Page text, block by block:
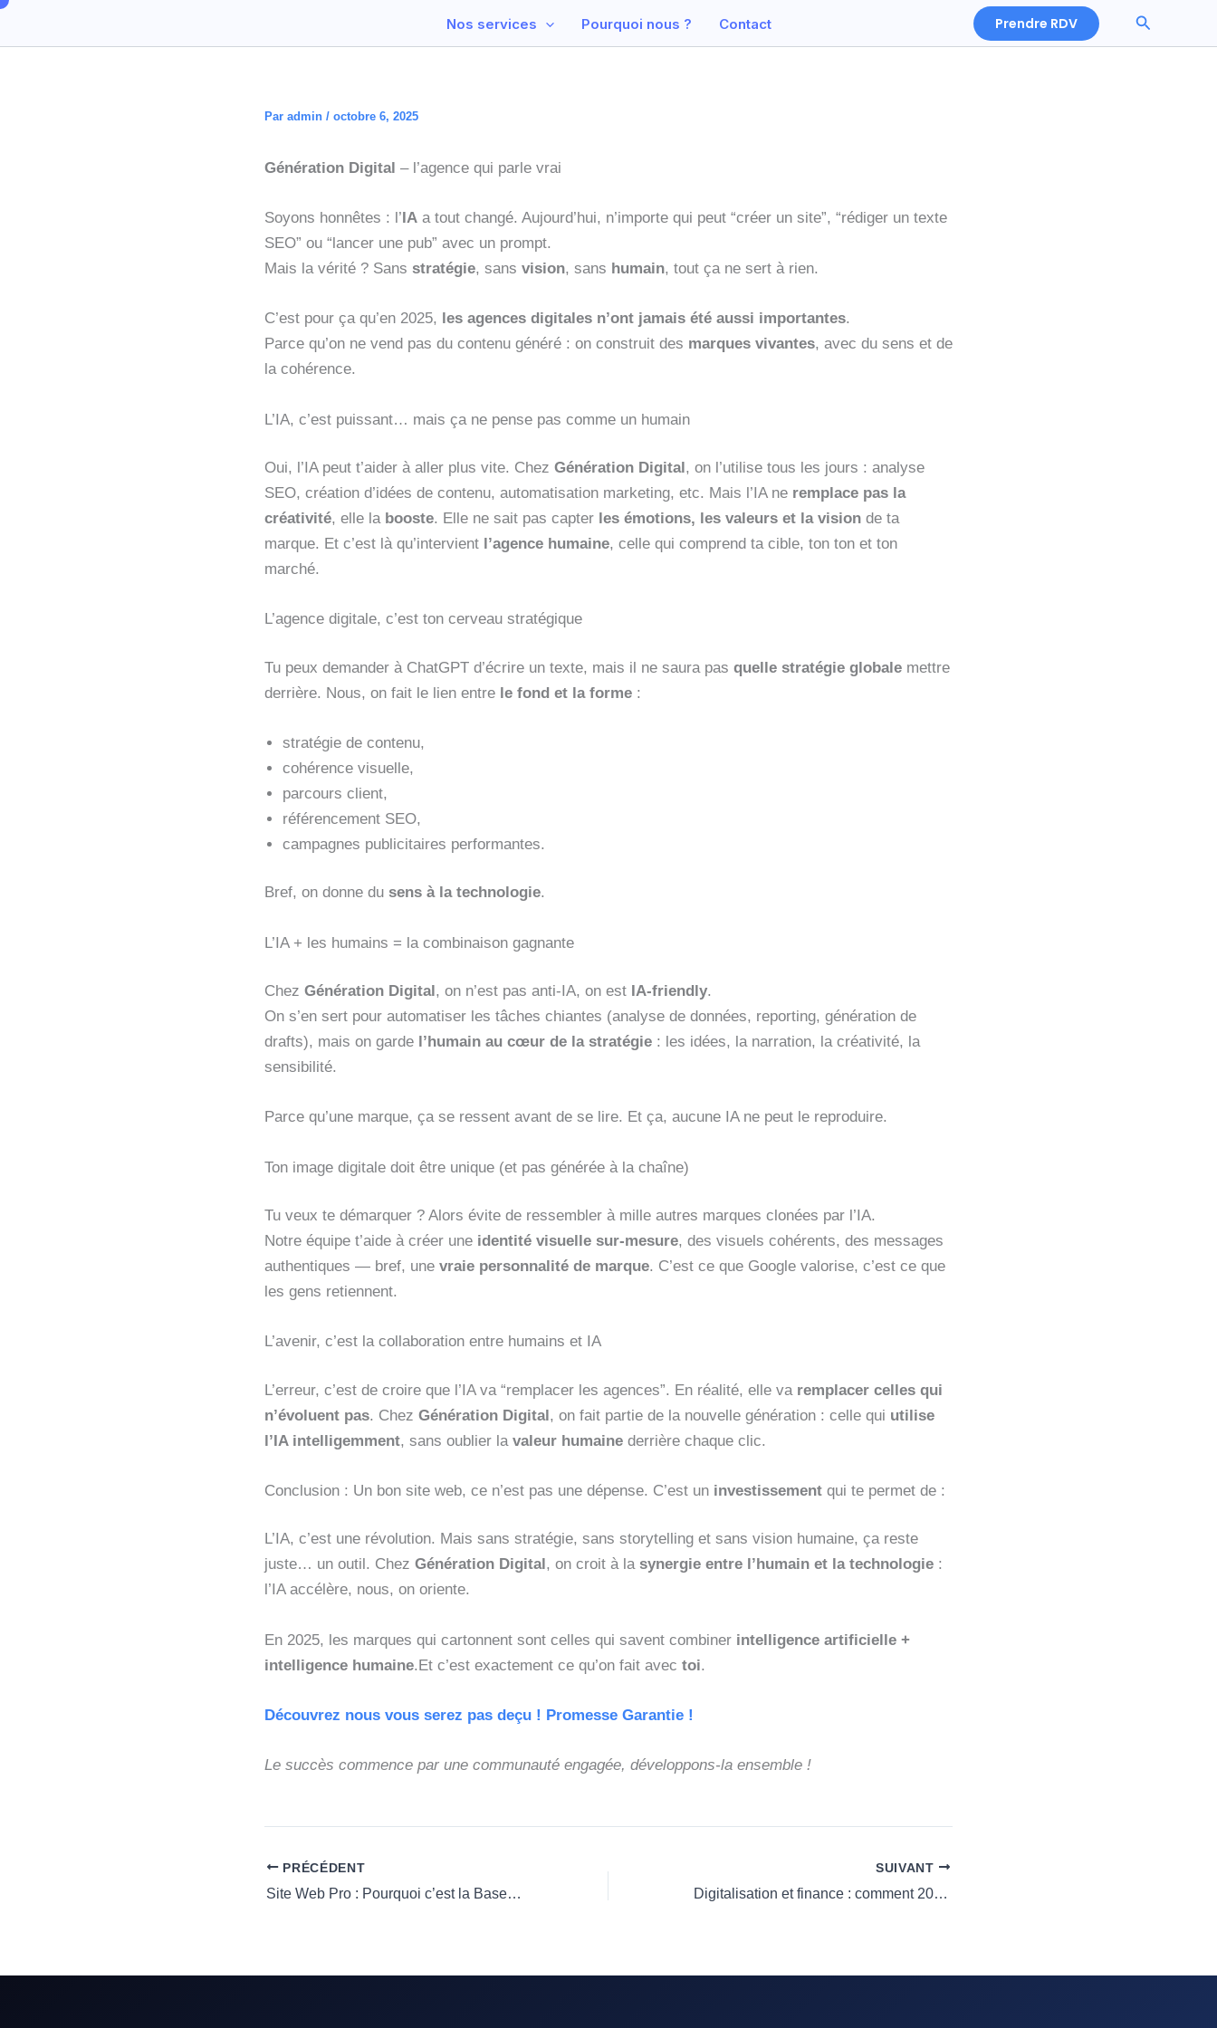
Aller
Nos services Pourquoi nous ? Contact Prendre RDV
Par admin / octobre 6, 2025
Génération Digital – l’agence qui parle vrai
Soyons honnêtes : l’ IA a tout changé. Aujourd’hui, n’importe qui peut “créer un site”, “rédiger un texte
SEO” ou “lancer une pub” avec un prompt.
Mais la vérité ? Sans stratégie, sans vision, sans humain, tout ça ne sert à rien.
C’est pour ça qu’en 2025, les agences digitales n’ont jamais été aussi importantes.
Parce qu’on ne vend pas du contenu généré : on construit des marques vivantes, avec du sens et de
la cohérence.
L’IA, c’est puissant… mais ça ne pense pas comme un humain
Oui, l’IA peut t’aider à aller plus vite. Chez Génération Digital, on l’utilise tous les jours : analyse
SEO, création d’idées de contenu, automatisation marketing, etc. Mais l’IA ne remplace pas la
créativité, elle la booste. Elle ne sait pas capter les émotions, les valeurs et la vision de ta
marque. Et c’est là qu’intervient l’agence humaine, celle qui comprend ta cible, ton ton et ton
marché.
L’agence digitale, c’est ton cerveau stratégique
Tu peux demander à ChatGPT d’écrire un texte, mais il ne saura pas quelle stratégie globale mettre
derrière. Nous, on fait le lien entre le fond et la forme :
stratégie de contenu,
cohérence visuelle,
parcours client,
référencement SEO,
campagnes publicitaires performantes.
Bref, on donne du sens à la technologie.
L’IA + les humains = la combinaison gagnante
Chez Génération Digital, on n’est pas anti-IA, on est IA-friendly.
On s’en sert pour automatiser les tâches chiantes (analyse de données, reporting, génération de
drafts), mais on garde l’humain au cœur de la stratégie : les idées, la narration, la créativité, la
sensibilité.
Parce qu’une marque, ça se ressent avant de se lire. Et ça, aucune IA ne peut le reproduire.
Ton image digitale doit être unique (et pas générée à la chaîne)
Tu veux te démarquer ? Alors évite de ressembler à mille autres marques clonées par l’IA.
Notre équipe t’aide à créer une identité visuelle sur-mesure, des visuels cohérents, des messages
authentiques — bref, une vraie personnalité de marque. C’est ce que Google valorise, c’est ce que
les gens retiennent.
L’avenir, c’est la collaboration entre humains et IA
L’erreur, c’est de croire que l’IA va “remplacer les agences”. En réalité, elle va remplacer celles qui
n’évoluent pas. Chez Génération Digital, on fait partie de la nouvelle génération : celle qui utilise
l’IA intelligemment, sans oublier la valeur humaine derrière chaque clic.
Conclusion : Un bon site web, ce n’est pas une dépense. C’est un investissement qui te permet de :
L’IA, c’est une révolution. Mais sans stratégie, sans storytelling et sans vision humaine, ça reste
juste… un outil. Chez Génération Digital , on croit à la synergie entre l’humain et la technologie :
l’IA accélère, nous, on oriente.
En 2025, les marques qui cartonnent sont celles qui savent combiner intelligence artificielle +
intelligence humaine.Et c’est exactement ce qu’on fait avec toi.
Découvrez nous vous serez pas deçu ! Promesse Garantie !
Le succès commence par une communauté engagée, développons-la ensemble !
PRÉCÉDENT
Site Web Pro : Pourquoi c’est la Base de Votre Stratégie Digitale ?
SUIVANT
Digitalisation et finance : comment 2025 redéfinit la façon de faire du business